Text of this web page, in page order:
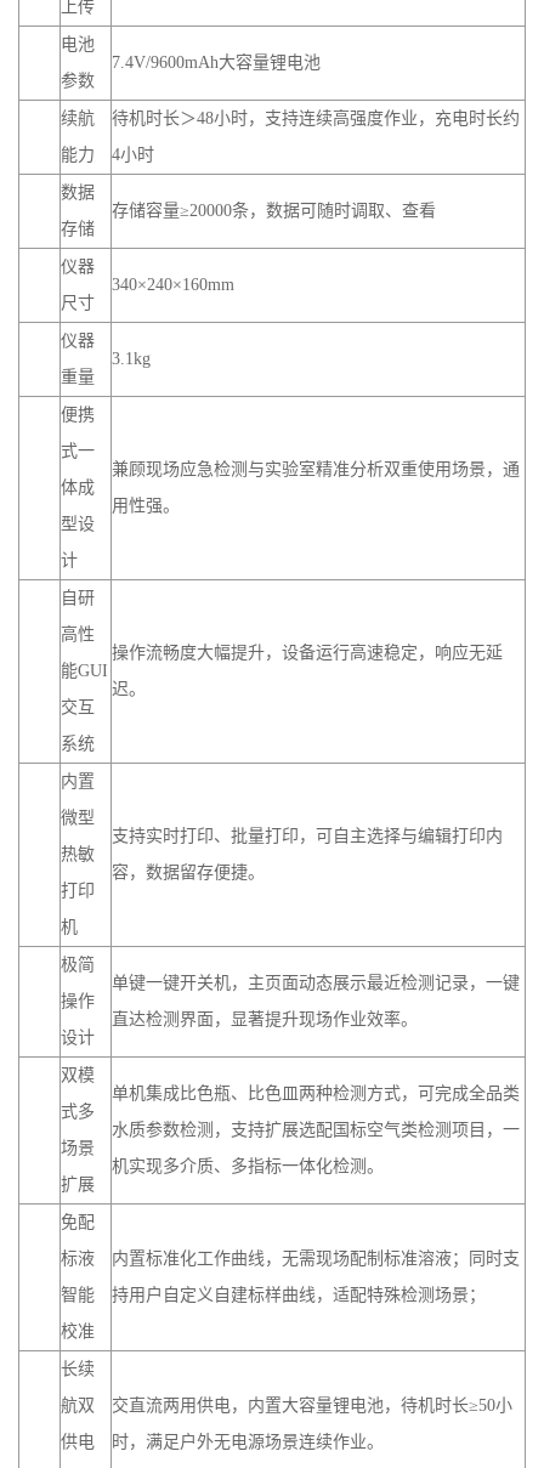
参数
续航
能力
数据
存储
仪器
尺寸
340×240×160mm
仪器
重量
3.1kg
便携
式一
体成
型设
计
兼顾现场应急检测与实验室精准分析双重使用场景，通
自研
高性
能GUI
交互
系统
操作流畅度大幅提升，设备运行高速稳定，响应无延
内置
微型
热敏
打印
机
支持实时打印、批量打印，可自主选择与编辑打印内
极简
操作
设计
直达检测界面，显著提升现场作业效率。
双模
式多
场景
扩展
单机集成比色瓶、比色皿两种检测方式，可完成全品类
水质参数检测，支持扩展选配国标空气类检测项目，一
机实现多介质、多指标一体化检测。
免配
标液
智能
校准
长续
航双
供电
模式
扫码